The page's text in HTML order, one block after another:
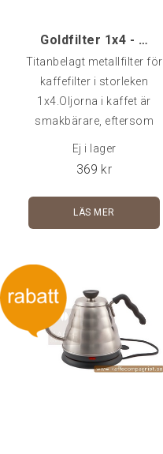
Goldfilter 1x4 - Titanbeläggning
Titanbelagt metallfilter för
kaffefilter i storleken
1x4.Oljorna i kaffet är
smakbärare, eftersom
detta filter inte är tillverkat
dessa. Detta medför att
kaffet får en mer
Ej i lager
369 kr
LÄS MER